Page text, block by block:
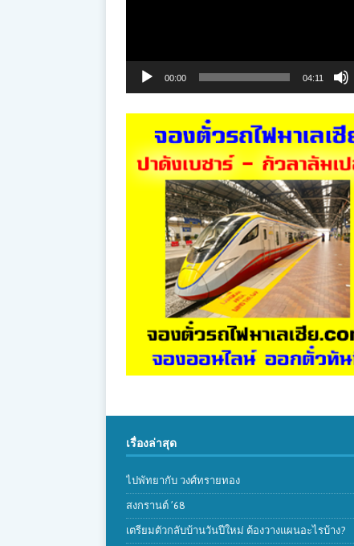
00:00 04:11
เรื่องล่าสุด
ไปพัทยากับ วงศ์ทรายทอง
สงกรานต์ ’68
เตรียมตัวกลับบ้านวันปีใหม่ ต้องวางแผนอะไรบ้าง?